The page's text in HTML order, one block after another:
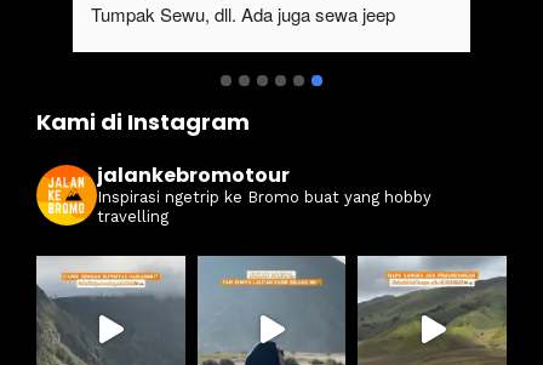
Tumpak Sewu, dll. Ada juga sewa jeep
Kami di Instagram
jalankebromotour
Inspirasi ngetrip ke Bromo buat yang hobby
travelling